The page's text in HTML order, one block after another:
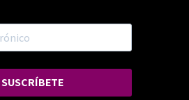
SUSCRÍBETE